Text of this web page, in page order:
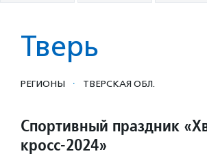
Тверь
РЕГИОНЫ · ТВЕРСКАЯ ОБЛ.
Спортивный праздник
кросс-2024»